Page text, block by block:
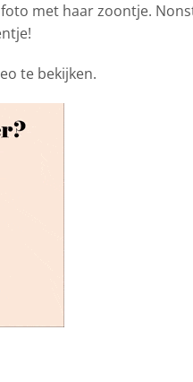
foto met haar zoontje.
te bekijken.